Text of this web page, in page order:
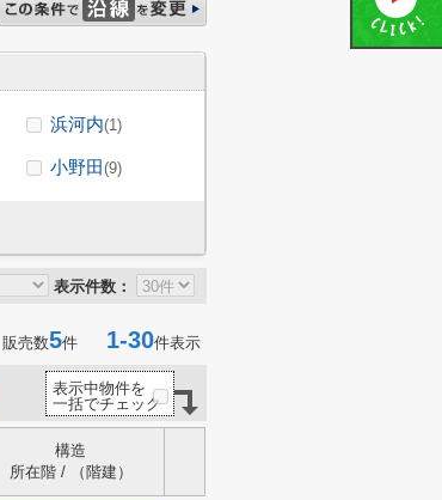
浜河内(1)
小野田(9)
表示件数：
売数5件 1-30件表示
表示中物件を
一括でチェック
構造
所在階 / （階建）